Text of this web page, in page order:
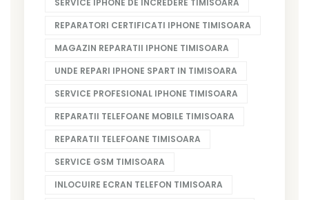
SERVICE IPHONE DE INCREDERE TIMISOARA
REPARATORI CERTIFICATI IPHONE TIMISOARA
MAGAZIN REPARATII IPHONE TIMISOARA
UNDE REPARI IPHONE SPART IN TIMISOARA
SERVICE PROFESIONAL IPHONE TIMISOARA
REPARATII TELEFOANE MOBILE TIMISOARA
REPARATII TELEFOANE TIMISOARA
SERVICE GSM TIMISOARA
INLOCUIRE ECRAN TELEFON TIMISOARA